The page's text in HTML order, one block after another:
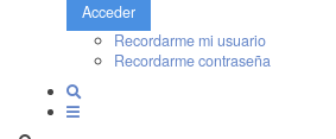
Acceder
Recordarme mi usuario
Recordarme contraseña